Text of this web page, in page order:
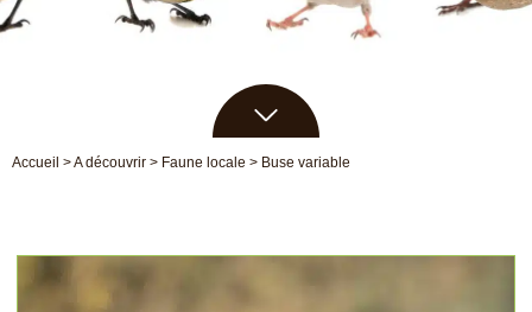
Accueil >A découvrir > Faune locale > Buse variable